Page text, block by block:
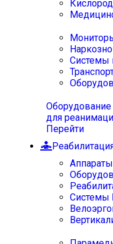
Системы
Оборудование
для
Перейти
Системы